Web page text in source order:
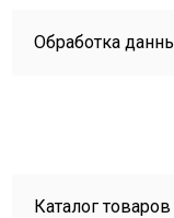
Обработка
Каталог товаров